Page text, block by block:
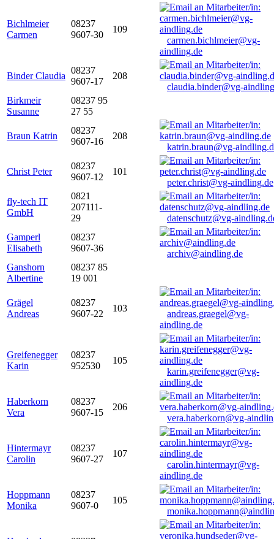
Bichlmeier
Carmen
08237
9607-30
109
carmen.bichlmeier@vg-
aindling.de
Binder Claudia
08237
9607-17
208
claudia.binder@vg-
Birkmeir
Susanne
08237 95
27 55
Braun Katrin
08237
9607-16
208
katrin.braun@vg-
Christ Peter
08237
9607-12
101
peter.christ@vg-aindling.de
fly-tech IT
GmbH
0821
207111-
29
datenschutz@vg-
Gamperl
Elisabeth
08237
9607-36
archiv@aindling.de
Ganshorn
Albertine
08237 85
19 001
Grägel
Andreas
08237
9607-22
103
andreas.graegel@vg-
aindling.de
Greifenegger
Karin
08237
952530
105
karin.greifenegger@vg-
aindling.de
Haberkorn
Vera
08237
9607-15
206
vera.haberkorn@vg-
Hintermayr
Carolin
08237
9607-27
107
carolin.hintermayr@vg-
aindling.de
Hoppmann
Monika
08237
9607-0
105